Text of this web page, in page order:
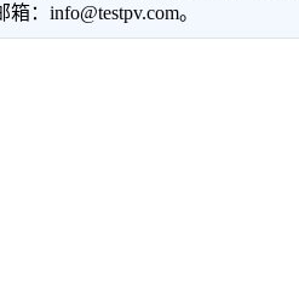
：info@testpv.com。